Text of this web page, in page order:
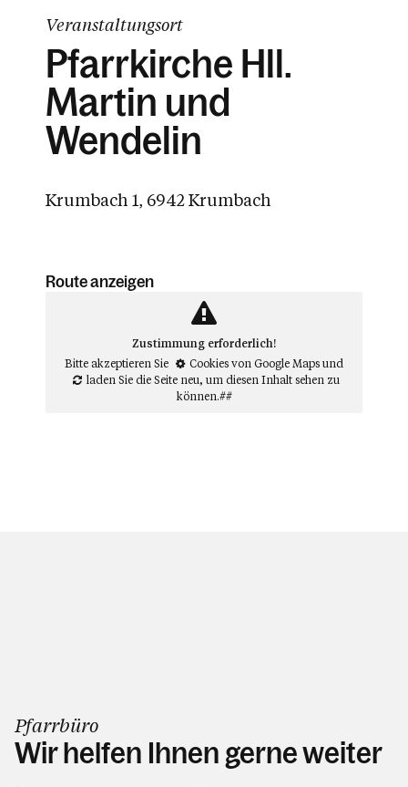
Veranstaltungsort
Pfarrkirche Hll.
Martin und
Wendelin
Krumbach 1, 6942 Krumbach
Route anzeigen
Zustimmung erforderlich!
Bitte akzeptieren Sie
Cookies von Google Mapsund
laden Sie die Seite neu, um diesen Inhalt sehen zu
können.##
Pfarrbüro
Wir helfen Ihnen gerne weiter